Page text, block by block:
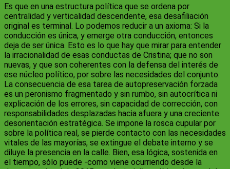
Es que en una estructura política que se ordena por
centralidad y verticalidad descendente, esa desafiliación
original es terminal. Lo podemos reducir a un axioma: Si la
conducción es única, y emerge otra conducción, entonces
deja de ser única. Esto es lo que hay que mirar para entender
la irracionalidad de esas conductas de Cristina; que no son
nuevas, y que son coherentes con la defensa del interés de
ese núcleo político, por sobre las necesidades del conjunto.
La consecuencia de esa tarea de autopreservación forzada
es un peronismo fragmentado y sin rumbo, sin autocrítica ni
explicación de los errores, sin capacidad de corrección, con
responsabilidades desplazadas hacia afuera y una creciente
desorientación estratégica. Se impone la rosca cupular por
sobre la política real, se pierde contacto con las necesidades
vitales de las mayorías, se extingue el debate interno y se
diluye la presencia en la calle. Bien, esa lógica, sostenida en
el tiempo, sólo puede -como viene ocurriendo desde la